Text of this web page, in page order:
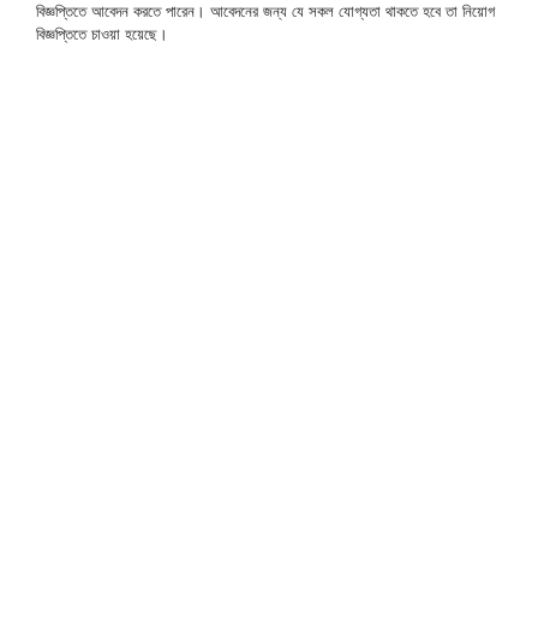
বিজ্ঞপ্তিতে আবেদন করতে পারেন। আবেদনের জন্য যে সকল যোগ্যতা থাকতে হবে তা নিয়োগ
বিজ্ঞপ্তিতে চাওয়া হয়েছে।